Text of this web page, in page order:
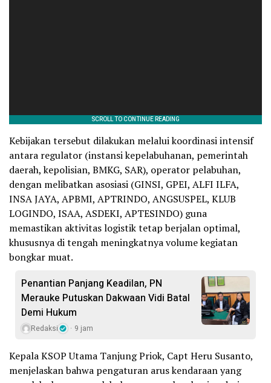
Kebijakan tersebut dilakukan melalui koordinasi intensif
antara regulator (instansi kepelabuhanan, pemerintah
daerah, kepolisian, BMKG, SAR), operator pelabuhan,
dengan melibatkan asosiasi (GINSI, GPEI, ALFI ILFA,
INSA JAYA, APBMI, APTRINDO, ANGSUSPEL, KLUB
LOGINDO, ISAA, ASDEKI, APTESINDO) guna
memastikan aktivitas logistik tetap berjalan optimal,
khususnya di tengah meningkatnya volume kegiatan
bongkar muat.
Penantian Panjang Keadilan, PN
Merauke Putuskan Dakwaan Vidi Batal
Demi Hukum
Redaksi 9 jam
Kepala KSOP Utama Tanjung Priok, Capt Heru Susanto,
menjelaskan bahwa pengaturan arus kendaraan yang